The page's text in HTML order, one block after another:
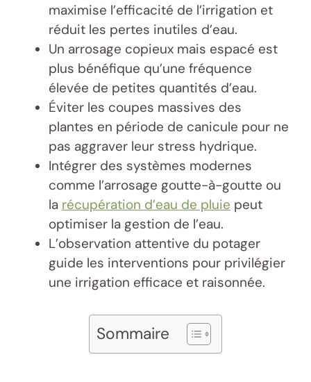
maximise l’efficacité de l’irrigation et
réduit les pertes inutiles d’eau.
Un arrosage copieux mais espacé est
plus bénéfique qu’une fréquence
élevée de petites quantités d’eau.
Éviter les coupes massives des
plantes en période de canicule pour ne
pas aggraver leur stress hydrique.
Intégrer des systèmes modernes
comme l’arrosage goutte-à-goutte ou
la récupération d’eau de pluie peut
optimiser la gestion de l’eau.
L’observation attentive du potager
guide les interventions pour privilégier
une irrigation efficace et raisonnée.
Sommaire